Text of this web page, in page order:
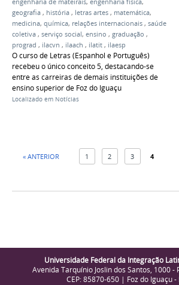
geografia , história , letras artes , matemática,
medicina, química, relações internacionais , saúde
coletiva , serviço social, ensino , graduação ,
prograd , ilacvn , ilaach , ilatit , ilaesp
O curso de Letras (Espanhol e Português)
recebeu o único conceito 5, destacando-se
entre as carreiras de demais instituições de
ensino superior de Foz do Iguaçu
Localizado em Notícias
« ANTERIOR 1 2 3 4
Universidade Federal da Integração
Avenida Tarquínio Joslin dos Santos, 1000
CEP: 85870-650 | Foz do Iguaçu -